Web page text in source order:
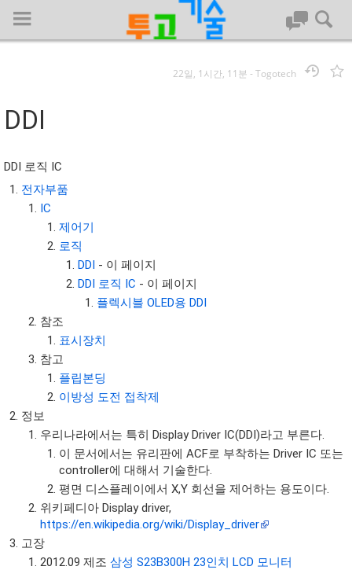
회사명 :
투고기술
| 대표 : 김명기 | 사업자번호 : 142-08-78939
전화 : 031-8065-5299 | 주소 : (16954)) 경기도 용인시 기흥구 흥덕1
로 13, B동(complex동) 1213호(영덕동,흥덕IT밸리)
COPYRIGHT (C) 투고기술 ALL RIGHTS RESEVED
투고기술 위키 저작권
22일, 1시간, 11분 -Togotech
DDI
DDI 로직 IC
전자부품
IC
제어기
로직
DDI - 이 페이지
DDI 로직 IC - 이 페이지
플렉시블 OLED용 DDI
참조
표시장치
참고
플립본딩
이방성 도전 접착제
정보
우리나라에서는 특히 Display Driver IC(DDI)라고 부른다.
이 문서에서는 유리판에 ACF로 부착하는 Driver IC 또는
controller에 대해서 기술한다.
평면 디스플레이에서 X,Y 회선을 제어하는 용도이다.
위키페디아 Display driver,
https://en.wikipedia.org/wiki/Display_driver
고장
2012.09 제조삼성 S23B300H 23인치 LCD 모니터